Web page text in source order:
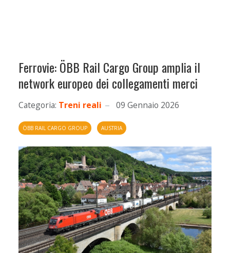
Ferrovie: ÖBB Rail Cargo Group amplia il
network europeo dei collegamenti merci
Categoria: Treni reali 09 Gennaio 2026
ÖBB RAIL CARGO GROUP AUSTRIA